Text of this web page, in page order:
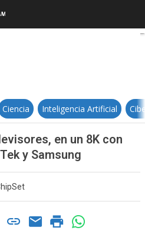
Fi 6 llega a los televisores, en
Ciencia Inteligencia Artificial
en un 8K con
y Samsung